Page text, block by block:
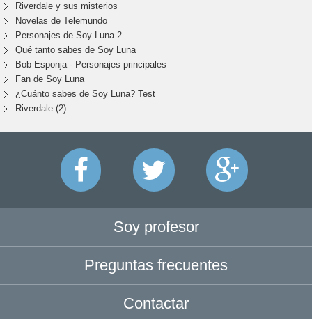
Riverdale y sus misterios
Novelas de Telemundo
Personajes de Soy Luna 2
Qué tanto sabes de Soy Luna
Bob Esponja - Personajes principales
Fan de Soy Luna
¿Cuánto sabes de Soy Luna? Test
Riverdale (2)
Soy profesor
Preguntas frecuentes
Contactar